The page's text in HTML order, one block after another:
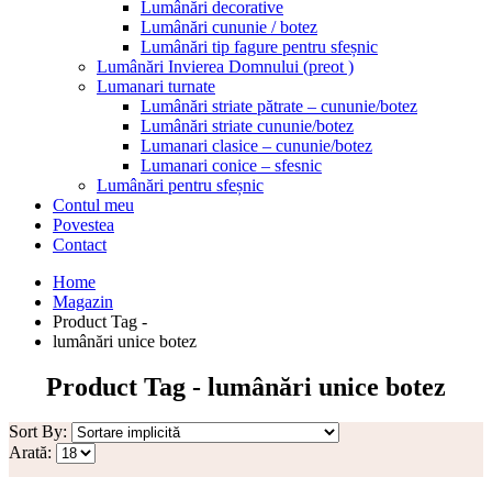
Lumânări decorative
Lumânări cununie / botez
Lumânări tip fagure pentru sfeșnic
Lumânări Invierea Domnului (preot )
Lumanari turnate
Lumânări striate pătrate – cununie/botez
Lumânări striate cununie/botez
Lumanari clasice – cununie/botez
Lumanari conice – sfesnic
Lumânări pentru sfeșnic
Contul meu
Povestea
Contact
Home
Magazin
Product Tag -
lumânări unice botez
Product Tag - lumânări unice botez
Sort By:
Arată: